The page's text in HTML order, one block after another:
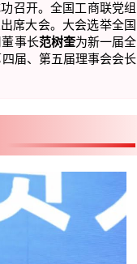
召开。全国工商联党组
席大会。大会选举全国
事长范树奎为新一届全
四届、第五届理事会会长